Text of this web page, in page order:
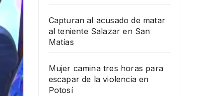
Capturan al acusado de matar
al teniente Salazar en San
Matías
Mujer camina tres horas para
escapar de la violencia en
Potosí